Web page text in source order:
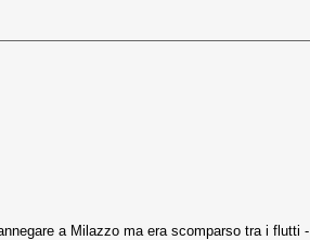
a Milazzo ma era scomparso tra i flutti -